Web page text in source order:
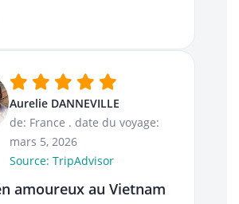
Aurelie DANNEVILLE
de: France . date du voyage:
mars 5, 2026
Source: TripAdvisor
amoureux au Vietnam